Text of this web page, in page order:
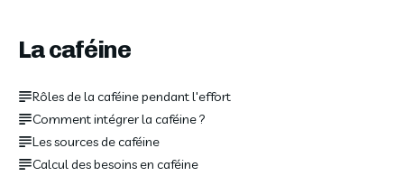
La caféine
Rôles de la caféine pendant l'effort
Comment intégrer la caféine ?
Les sources de caféine
Calcul des besoins en caféine